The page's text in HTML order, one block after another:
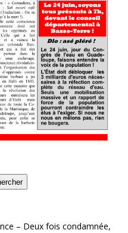
– Deux fois condamnée,